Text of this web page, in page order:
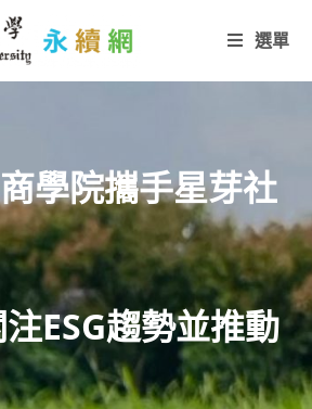
選單
學院攜手星芽社
ESG趨勢並推動